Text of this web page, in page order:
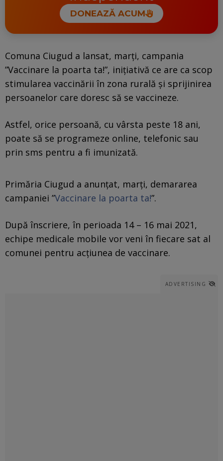
DONEAZĂ ACUM
Comuna Ciugud a lansat, marţi, campania
”Vaccinare la poarta ta!”, iniţiativă ce are ca scop
stimularea vaccinării în zona rurală şi sprijinirea
persoanelor care doresc să se vaccineze.
Astfel, orice persoană, cu vârsta peste 18 ani,
poate să se programeze online, telefonic sau
prin sms pentru a fi imunizată.
Primăria Ciugud a anunţat, marţi, demararea
campaniei ”Vaccinare la poarta ta!”.
După înscriere, în perioada 14 – 16 mai 2021,
echipe medicale mobile vor veni în fiecare sat al
comunei pentru acţiunea de vaccinare.
ADVERTISING